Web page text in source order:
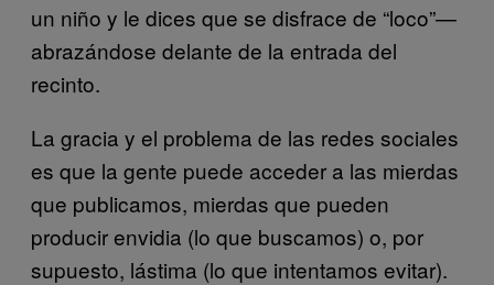
un niño y le dices que se disfrace de “loco”—
abrazándose delante de la entrada del
recinto.
La gracia y el problema de las redes sociales
es que la gente puede acceder a las mierdas
que publicamos, mierdas que pueden
producir envidia (lo que buscamos) o, por
supuesto, lástima (lo que intentamos evitar).